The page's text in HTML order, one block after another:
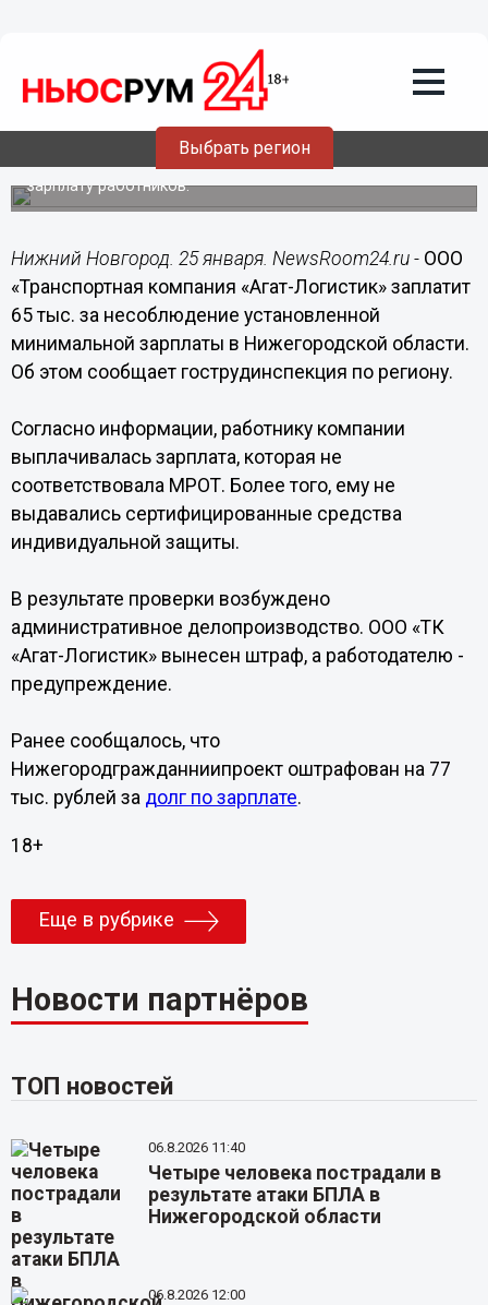
Выбрать регион
Нижегородскую транспортную
компанию «Агат-логистик»
оштрафовали на 65 тыс. рублей
Компания не соблюдала установленную минимальную
зарплату работников.
Нижний Новгород. 25 января. NewsRoom24.ru - ООО
«Транспортная компания «Агат-Логистик» заплатит
65 тыс. за несоблюдение установленной
минимальной зарплаты в Нижегородской области.
Об этом сообщает гострудинспекция по региону.
Согласно информации, работнику компании
выплачивалась зарплата, которая не
соответствовала МРОТ. Более того, ему не
выдавались сертифицированные средства
индивидуальной защиты.
В результате проверки возбуждено
административное делопроизводство. ООО «ТК
«Агат-Логистик» вынесен штраф, а работодателю -
предупреждение.
Ранее сообщалось, что
Нижегородгражданниипроект оштрафован на 77
тыс. рублей за долг по зарплате.
18+
Еще в рубрике
Новости партнёров
ТОП новостей
06.8.2026 11:40
Четыре человека пострадали в
результате атаки БПЛА в
Нижегородской области
06.8.2026 12:00